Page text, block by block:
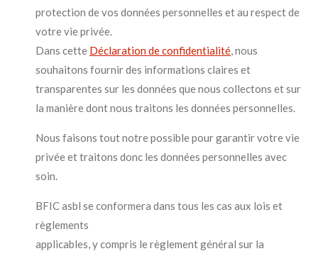
protection de vos données personnelles et au respect de
votre vie privée.
Dans cette Déclaration de confidentialité, nous
souhaitons fournir des informations claires et
transparentes sur les données que nous collectons et sur
la manière dont nous traitons les données personnelles.
Nous faisons tout notre possible pour garantir votre vie
privée et traitons donc les données personnelles avec
soin.
BFIC asbl se conformera dans tous les cas aux lois et
règlements
applicables, y compris le règlement général sur la